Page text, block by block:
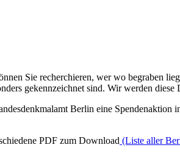
Sie recherchieren, wer wo begraben
gekennzeichnet sind. Wir werden
Berlin eine Spendenaktion
PDF zum Download (Liste aller